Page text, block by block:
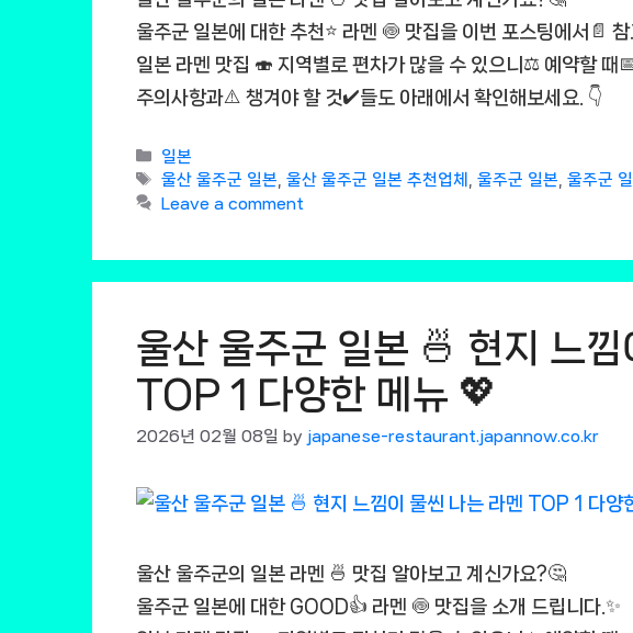
울주군 일본에 대한 추천⭐ 라멘 🍥 맛집을 이번 포스팅에서📄
일본 라멘 맛집 🍣 지역별로 편차가 많을 수 있으니⚖️ 예약할 때
주의사항과⚠️ 챙겨야 할 것✔️들도 아래에서 확인해보세요. 👇
Categories
일본
Tags
울산 울주군 일본,울산 울주군 일본 추천업체 ,울주군 일본,울주군
Leave a comment
울산 울주군 일본 🍜 현지 느
TOP 1 다양한 메뉴 💖
2026년 02월 08일 by japanese-restaurant.japannow.co.kr
울산 울주군의 일본 라멘 🍜 맛집 알아보고 계신가요?🤔
울주군 일본에 대한 GOOD👍 라멘 🍥 맛집을 소개 드립니다.✨